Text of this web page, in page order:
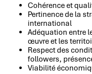
Cohérence et
Pertinence de la
international
Adéquation entre
œuvre et les
Respect des
followers,
Viabilité